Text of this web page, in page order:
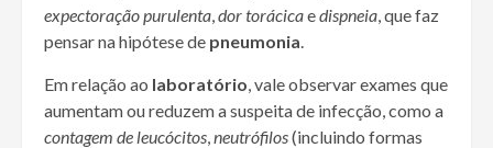
expectoração purulenta,dor torácicaedispneia, que faz
pensar na hipótese de pneumonia.
Em relação ao laboratório, vale observar exames que
aumentam ou reduzem a suspeita de infecção, como a
contagem de leucócitos,neutrófilos(incluindo formas